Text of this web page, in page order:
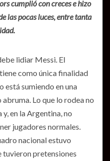
cumplió con creces e hizo
las pocas luces, entre tanta
lidiar Messi. El
como única finalidad
está sumiendo en una
abruma. Lo que lo rodea no
en la Argentina, no
jugadores normales.
nacional estuvo
pretensiones